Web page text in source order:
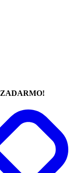
ZADARMO!